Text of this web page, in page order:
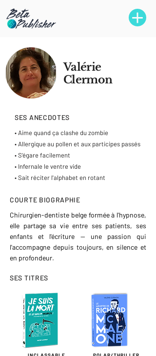
Valérie
Clermon
SES ANECDOTES
• Aime quand ça clashe du zombie
• Allergique au pollen et aux participes passés
• S'égare facilement
• Infernale le ventre vide
• Sait réciter l'alphabet en rotant
COURTE BIOGRAPHIE
Chirurgien-dentiste belge formée à l'hypnose,
elle partage sa vie entre ses patients, ses
enfants et l'écriture — une passion qui
l'accompagne depuis toujours, en silence et
en profondeur.
SES TITRES